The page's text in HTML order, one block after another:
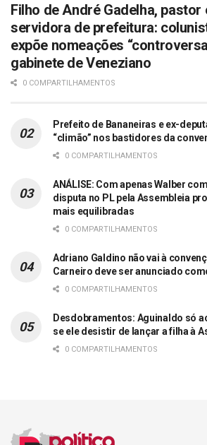
Filho de André Gadelha, pastor
servidora de prefeitura:
expõe nomeações
gabinete de Veneziano
0 COMPARTILHAMENTOS
Prefeito de Bananeiras e ex-
“climão” nos bastidores da
0 COMPARTILHAMENTOS
ANÁLISE: Com apenas Walber
disputa no PL pela Assembleia
mais equilibradas
0 COMPARTILHAMENTOS
Adriano Galdino não vai à
Carneiro deve ser anunciado
0 COMPARTILHAMENTOS
Desdobramentos: Aguinaldo só
se ele desistir de lançar a filha à
0 COMPARTILHAMENTOS